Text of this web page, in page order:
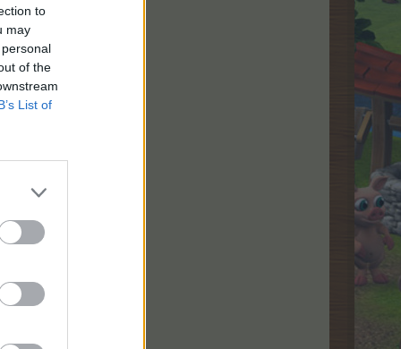
to
may
of the
List of